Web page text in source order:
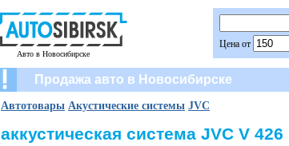
Авто в Новосибирске
Цена от
Продажа авто в Новосибирске
Автотовары Акустические системы JVC
аккустическая система JVC V 426